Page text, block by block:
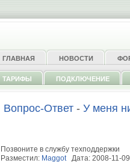
ГЛАВНАЯ НОВОСТИ
ТАРИФЫ ПОДКЛЮЧЕНИЕ
Вопрос-Ответ - У меня
Позвоните в службу техподдержки
Разместил: MaggotДата: 2008-11-